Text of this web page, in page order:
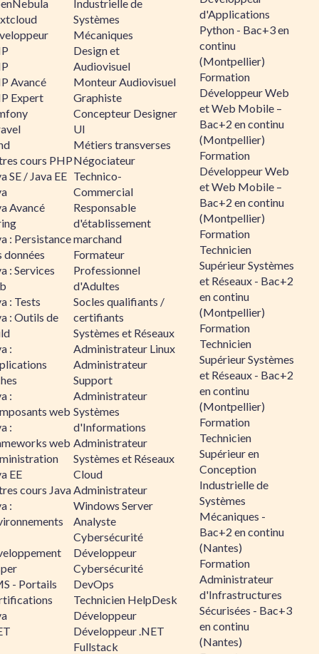
Avancé
Expert
cours PHP
SE / Java EE
Avancé
: Persistance
données
: Services
: Tests
: Outils de
:
:
web
:
web
EE
cours Java
:
- Portails
Industrielle de
Systèmes
Mécaniques
Design et
Audiovisuel
Monteur Audiovisuel
Graphiste
Concepteur Designer
UI
Métiers transverses
Négociateur
Technico-
Commercial
Responsable
d'établissement
marchand
Formateur
Professionnel
d'Adultes
Socles qualifiants /
certifiants
Systèmes et Réseaux
Administrateur Linux
Administrateur
Support
Administrateur
Systèmes
d'Informations
Administrateur
Systèmes et Réseaux
Cloud
Administrateur
Windows Server
Analyste
Cybersécurité
Développeur
Cybersécurité
DevOps
Technicien HelpDesk
Développeur
Développeur .NET
Fullstack
d'Applications
Python - Bac+3 en
continu
(Montpellier)
Formation
Développeur Web
et Web Mobile –
Bac+2 en continu
(Montpellier)
Formation
Développeur Web
et Web Mobile –
Bac+2 en continu
(Montpellier)
Formation
Technicien
Supérieur Systèmes
et Réseaux - Bac+2
en continu
(Montpellier)
Formation
Technicien
Supérieur Systèmes
et Réseaux - Bac+2
en continu
(Montpellier)
Formation
Technicien
Supérieur en
Conception
Industrielle de
Systèmes
Mécaniques -
Bac+2 en continu
(Nantes)
Formation
Administrateur
d'Infrastructures
Sécurisées - Bac+3
en continu
(Nantes)